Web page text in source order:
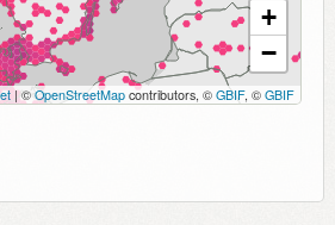
+
−
|©OpenStreetMap contributors, © GBIF, © GBIF